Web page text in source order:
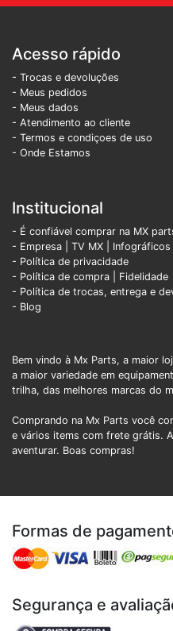
Acesso rápido
- Trocas e devoluções
- Meus pedidos
- Meus dados
- Atendimento ao cliente
- Termos e condiçoes de uso
- Onde Estamos
Institucional
- É confiável comprar na MX
- Empresa
TV MX
Infográficos
- Política de privacidade
- Política de compra | Fidelidade
- Política de trocas, entrega e
- Blog
Bem vindo à Mx Parts, a maior
a maior variedade em
trilha, das melhores marcas do
Comprando na Mx Parts você
e vários items com frete grátis.
aventurar. Boas compras!
Formas de
Segurança e